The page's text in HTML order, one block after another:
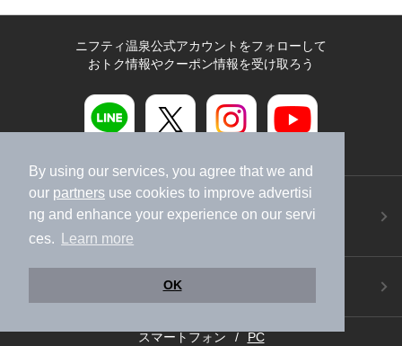
By using our services, you agree that we and
our partners use cookies to improve advertisi
ng and enhance your experience on our servi
ces.
Learn more
OK
ニフティ温泉公式アカウントをフォローして
おトク情報やクーポン情報を受け取ろう
ニフティ温泉アプリ
地図から温泉検索！お得な限定クーポンも！
今すぐダウンロード！
スマートフォン / PC